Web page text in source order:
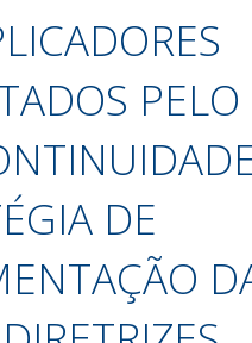
PELO
DE